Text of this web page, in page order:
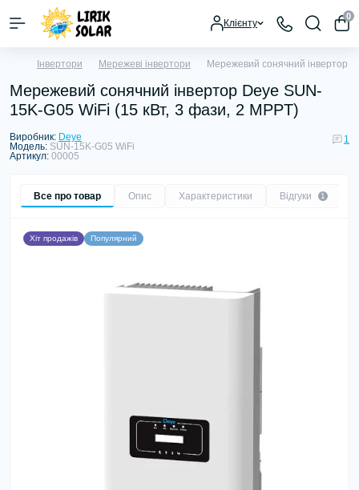
Клієнту
0
Інвертори Мережеві інвертори Мережевий сонячний інвертор
Мережевий сонячний інвертор Deye SUN-
15K-G05 WiFi (15 кВт, 3 фази, 2 MPPT)
Виробник: Deye
Модель: SUN-15K-G05 WiFi
Артикул: 00005
1
Все про товар Опис Характеристики Відгуки 1
Хіт продажів Популярний